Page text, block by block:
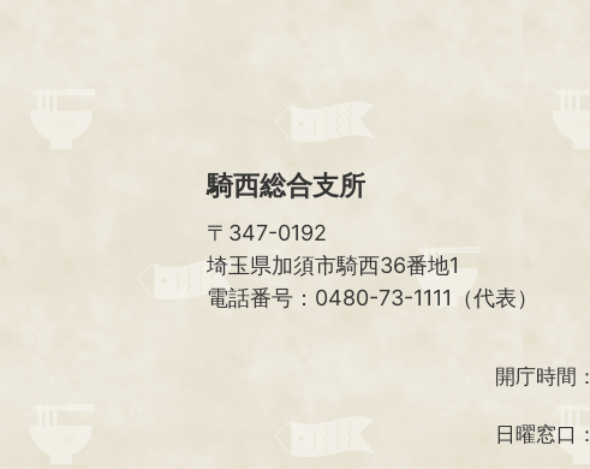
騎西総合支所
〒347-0192
埼玉県加須市騎西36番地1
電話番号：0480-73-1111（代表）
開庁時間：
日曜窓口：